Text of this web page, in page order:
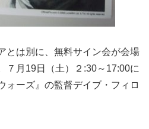
は別に、無料サイン会が会場
７月19日（土）２:30～17:00に
ォーズ』の監督デイブ・フィロ